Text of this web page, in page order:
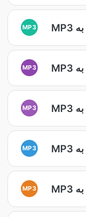
MP3
MP3
MP3
MP3
MP3